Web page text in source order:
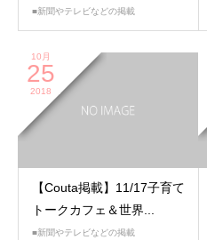
■新聞やテレビなどの掲載
10月
25
2018
【Couta掲載】11/17子育て
トークカフェ＆世界...
■新聞やテレビなどの掲載